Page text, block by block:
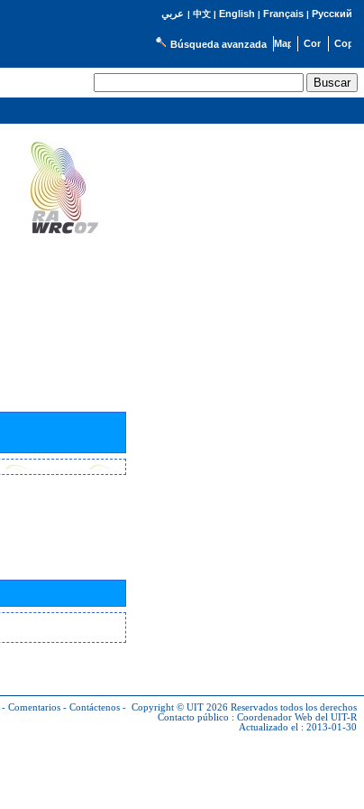
عربي | 中文| English | Français| Русский
Búsqueda avanzada
- Comentarios - Contáctenos - Copyright © UIT 2026 Reservados todos los derechos
Contacto público : Coordenador Web del UIT-R
Actualizado el : 2013-01-30